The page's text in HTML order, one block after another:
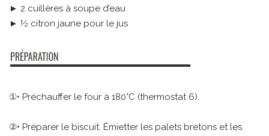
► 2 cuillères à soupe d’eau
► ½ citron jaune pour le jus
①• Préchauffer le four à 180°C (thermostat 6).
②• Préparer le biscuit. Émietter les palets bretons et les